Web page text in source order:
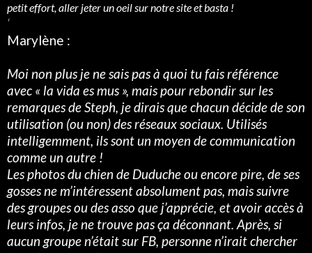
petit effort, aller jeter un oeil sur notre site et basta !
‘
Marylène :
Moi non plus je ne sais pas à quoi tu fais référence
avec « la vida es mus », mais pour rebondir sur les
remarques de Steph, je dirais que chacun décide de son
utilisation (ou non) des réseaux sociaux. Utilisés
intelligemment, ils sont un moyen de communication
comme un autre !
Les photos du chien de Duduche ou encore pire, de ses
gosses ne m’intéressent absolument pas, mais suivre
des groupes ou des asso que j’apprécie, et avoir accès à
leurs infos, je ne trouve pas ça déconnant. Après, si
aucun groupe n’était sur FB, personne n’irait chercher